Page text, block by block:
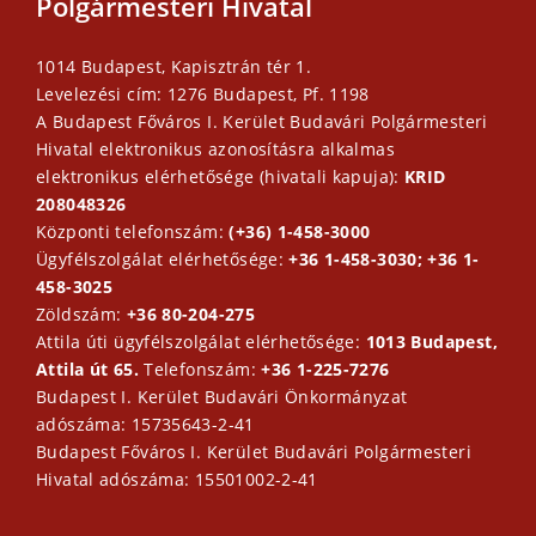
1014 Budapest, Kapisztrán tér 1.
Levelezési cím: 1276 Budapest, Pf. 1198
A Budapest Főváros I. Kerület Budavári Polgármesteri
Hivatal elektronikus azonosításra alkalmas
elektronikus elérhetősége (hivatali kapuja): KRID
208048326
Központi telefonszám:(+36) 1-458-3000
Ügyfélszolgálat elérhetősége:+36 1-458-3030; +36 1-
458-3025
Zöldszám: +36 80-204-275
Attila úti ügyfélszolgálat elérhetősége: 1013 Budapest,
Attila út 65.Telefonszám:+36 1-225-7276
Budapest I. Kerület Budavári Önkormányzat
adószáma: 15735643-2-41
Budapest Főváros I. Kerület Budavári Polgármesteri
Hivatal adószáma: 15501002-2-41